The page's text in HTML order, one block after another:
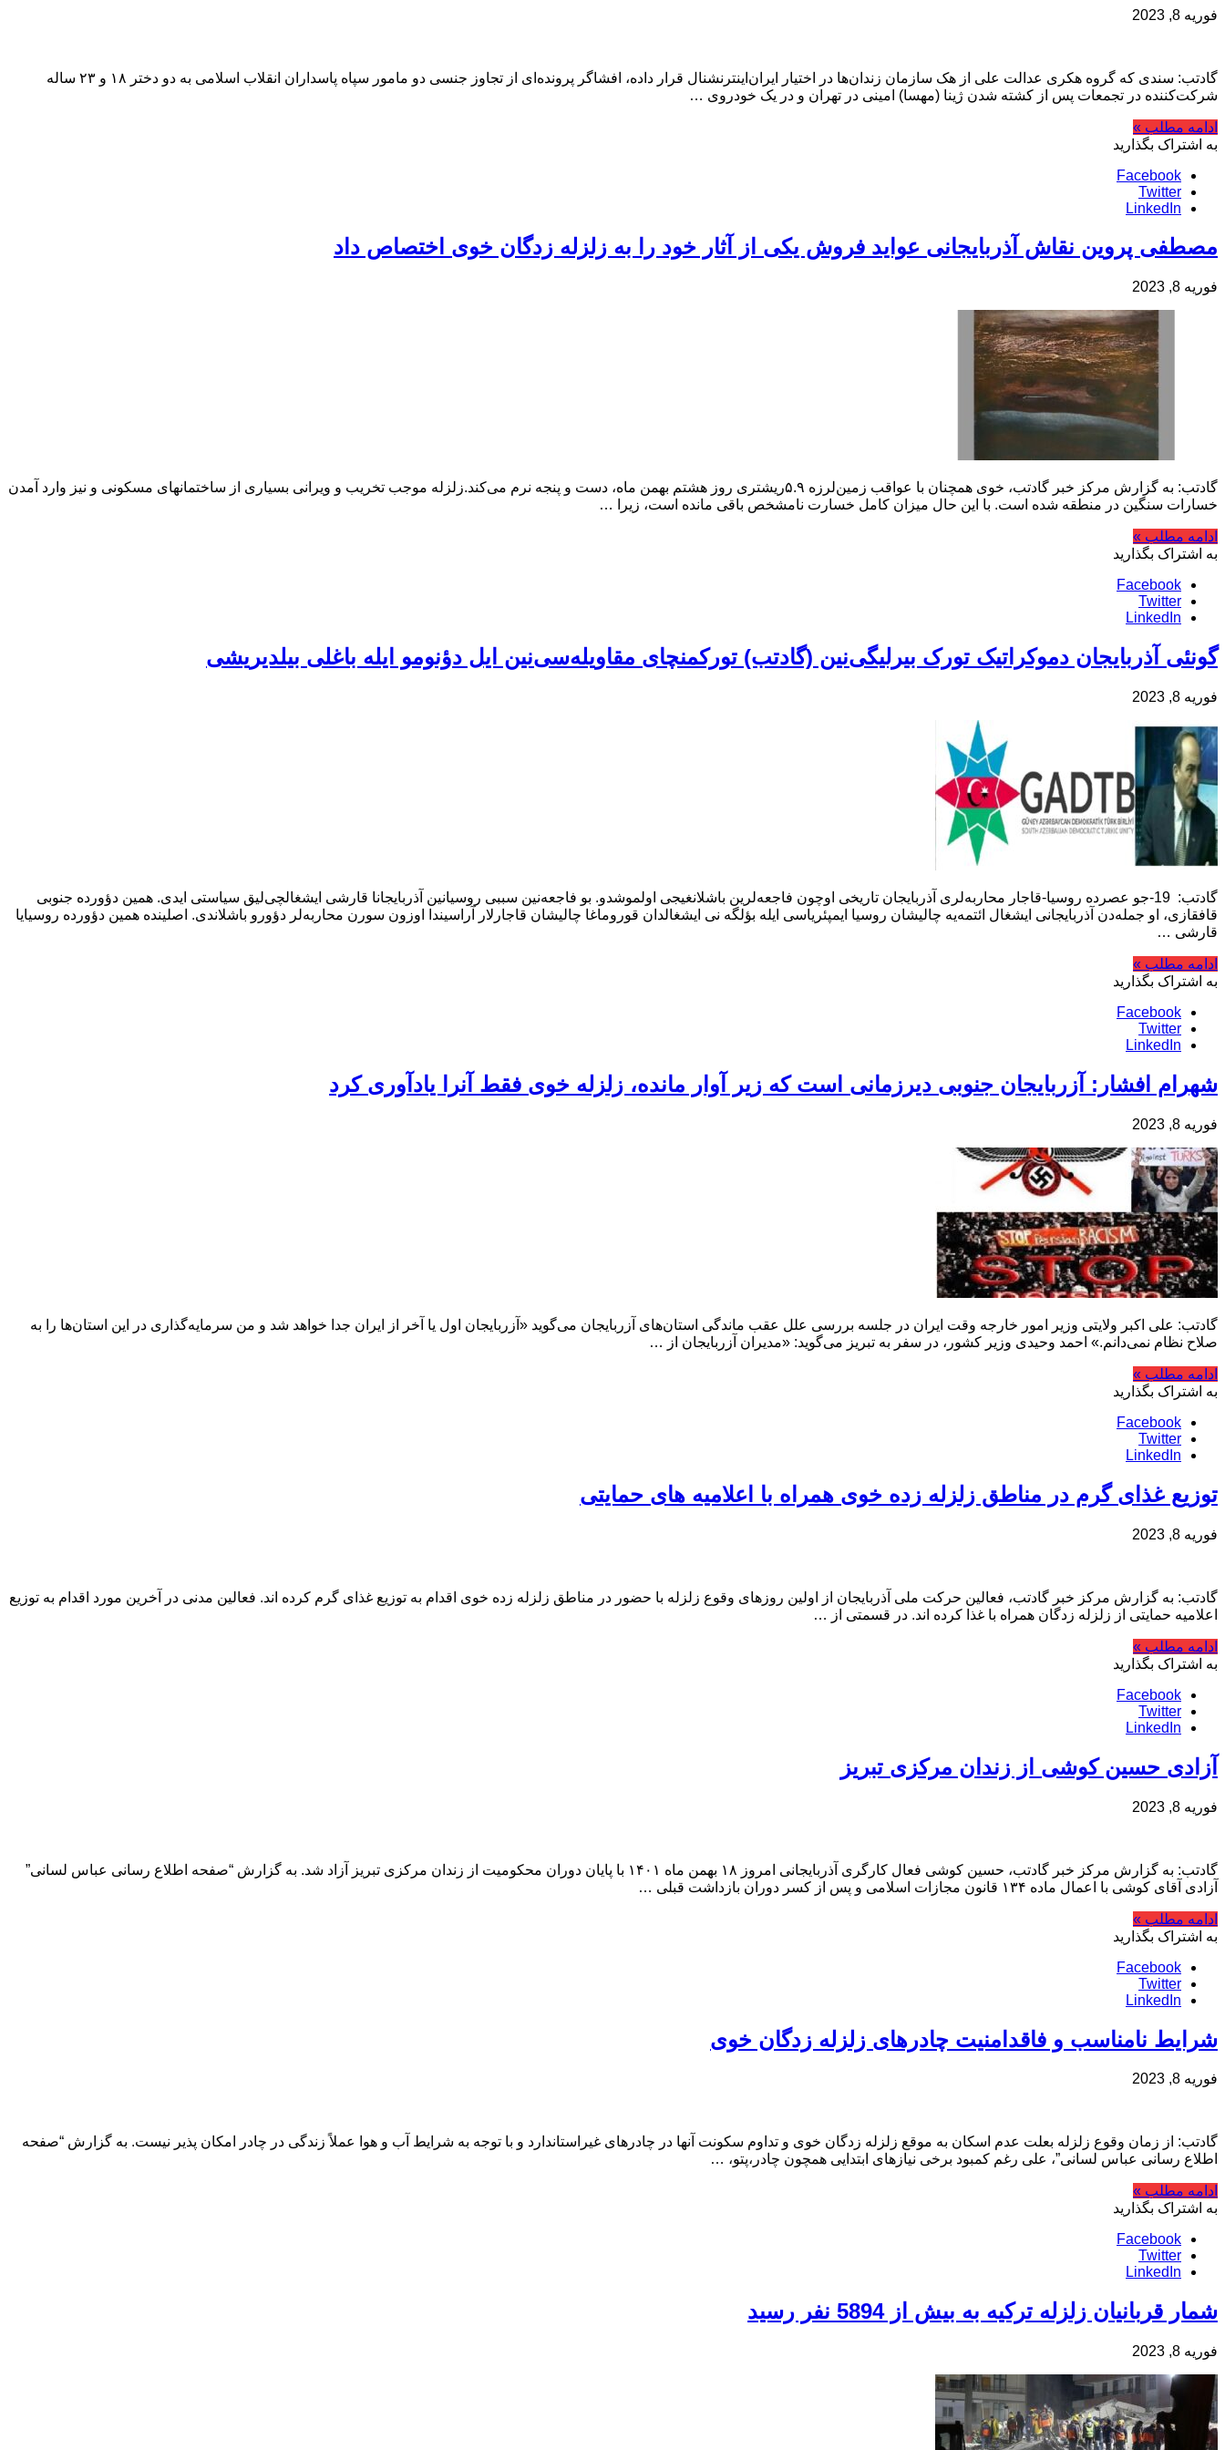
فوریه 8, 2023
گادتب: سندی که گروه هکری عدالت علی از هک سازمان زندان‌ها در اختیار ایران‌اینترنشنال قرار داده، افشاگر پرونده‌ای از تجاوز جنسی دو مامور سپاه پاسداران انقلاب اسلامی به دو دختر ۱۸ و ۲۳ ساله
شرکت‌کننده در تجمعات پس از کشته شدن ژینا (مهسا) امینی در تهران و در یک خودروی …
ادامه مطلب »
به اشتراک بگذارید
Facebook
Twitter
LinkedIn
مصطفی پروین نقاش آذربایجانی عواید فروش یکی از آثار خود را به زلزله زدگان خوی اختصاص داد
فوریه 8, 2023
گادتب: به گزارش مرکز خبر گادتب، خوی همچنان با عواقب زمین‌لرزه ۵.۹ریشتری روز هشتم بهمن ماه، دست و پنجه نرم می‌کند.زلزله موجب تخریب و ویرانی بسیاری از ساختمانهای مسکونی و نیز وارد آمدن
خسارات سنگین در منطقه شده است. با این حال میزان کامل خسارت نامشخص باقی مانده است، زیرا …
ادامه مطلب »
به اشتراک بگذارید
Facebook
Twitter
LinkedIn
گونئی آذربایجان دموکراتیک تورک بیرلیگی‌نین (گادتب) تورکمنچای مقاویله‌سی‌نین ایل دؤنومو ایله باغلی بیلدیریشی
فوریه 8, 2023
گادتب: 19-جو عصرده روسیا-قاجار محاربه‌لری آذربایجان تاریخی اوچون فاجعه‌لرین باشلانغیجی اولموشدو. بو فاجعه‌نین سببی روسیانین آذربایجانا قارشی ایشغالچی‌لیق سیاستی ایدی. همین دؤورده جنوبی
قافقازی، او جمله‌دن آذربایجانی ایشغال ائتمه‌یه چالیشان روسیا ایمپئریاسی ایله بؤلگه نی ایشغالدان قوروماغا چالیشان قاجارلار آراسیندا اوزون سورن محاربه‌لر دؤورو باشلاندی. اصلینده همین دؤورده روسیایا
قارشی …
ادامه مطلب »
به اشتراک بگذارید
Facebook
Twitter
LinkedIn
شهرام افشار: آزربایجان جنوبی دیرزمانی است که زیر آوار مانده، زلزله خوی فقط آنرا یادآوری کرد
فوریه 8, 2023
گادتب: علی اکبر ولایتی وزیر امور خارجه وقت ایران در جلسه بررسی علل عقب ماندگی استان‌های آزربایجان می‌گوید «آزربایجان اول یا آخر از ایران جدا خواهد شد و من سرمایه‌گذاری در این استان‌ها را به
صلاح نظام نمی‌دانم.» احمد وحیدی وزیر کشور، در سفر به تبریز می‌گوید: «مدیران آزربایجان از …
ادامه مطلب »
به اشتراک بگذارید
Facebook
Twitter
LinkedIn
توزیع غذای گرم در مناطق زلزله زده خوی همراه با اعلامیه های حمایتی
فوریه 8, 2023
گادتب: به گزارش مرکز خبر گادتب، فعالین حرکت ملی آذربایجان از اولین روزهای وقوع زلزله با حضور در مناطق زلزله زده خوی اقدام به توزیع غذای گرم کرده اند. فعالین مدنی در آخرین مورد اقدام به توزیع
اعلامیه حمایتی از زلزله زدگان همراه با غذا کرده اند. در قسمتی از …
ادامه مطلب »
به اشتراک بگذارید
Facebook
Twitter
LinkedIn
آزادی حسین کوشی از زندان مرکزی تبریز
فوریه 8, 2023
گادتب: به گزارش مرکز خبر گادتب، حسین کوشی فعال کارگری آذربایجانی امروز ۱۸ بهمن ماه ۱۴۰۱ با پایان دوران محکومیت از زندان مرکزی تبریز آزاد شد. به گزارش “صفحه اطلاع رسانی عباس لسانی”
آزادی آقای کوشی با اعمال ماده ۱۳۴ قانون مجازات اسلامی و پس از کسر دوران بازداشت قبلی …
ادامه مطلب »
به اشتراک بگذارید
Facebook
Twitter
LinkedIn
شرایط نامناسب و فاقدامنیت چادرهای زلزله زدگان خوی
فوریه 8, 2023
گادتب: از زمان وقوع زلزله بعلت عدم اسکان به موقع زلزله زدگان خوی و تداوم سکونت آنها در چادرهای غیراستاندارد و با توجه به شرایط آب و هوا عملاً زندگی در چادر امکان پذیر نیست. به گزارش “صفحه
اطلاع رسانی عباس لسانی”، علی رغم کمبود برخی نیازهای ابتدایی همچون چادر،پتو، …
ادامه مطلب »
به اشتراک بگذارید
Facebook
Twitter
LinkedIn
شمار قربانیان زلزله ترکیه به بیش از 5894 نفر رسید
فوریه 8, 2023